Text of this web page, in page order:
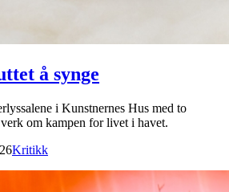
å synge
i Kunstnernes Hus med to
om kampen for livet i havet.
Kritikk